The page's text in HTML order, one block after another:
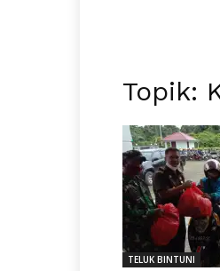
Topik:
TELUK BINTUNI